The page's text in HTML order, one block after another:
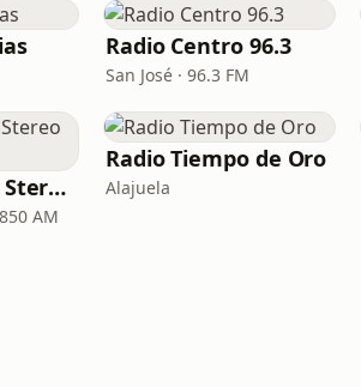
Radio Centro 96.3
San José · 96.3 FM
Radio Cartago Stereo 87.9 FM
AM
Radio Tiempo de Oro
Alajuela